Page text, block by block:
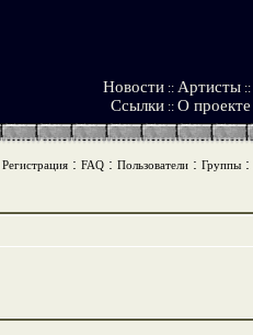
Новости :: Артисты ::
Ссылки :: О проекте
Регистрация: FAQ: Пользователи: Группы: